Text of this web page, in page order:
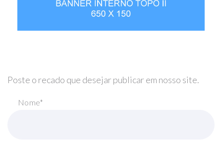
Poste o recado que desejar publicar em nosso site.
Nome*